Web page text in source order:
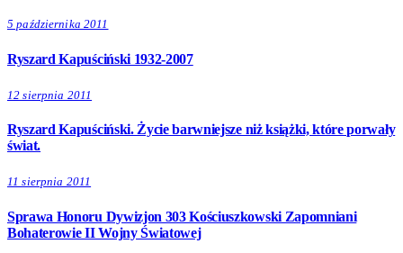
5 października 2011
Ryszard Kapuściński 1932-2007
12 sierpnia 2011
Ryszard Kapuściński. Życie barwniejsze niż książki, które porwały
świat.
11 sierpnia 2011
Sprawa Honoru Dywizjon 303 Kościuszkowski Zapomniani
Bohaterowie II Wojny Światowej